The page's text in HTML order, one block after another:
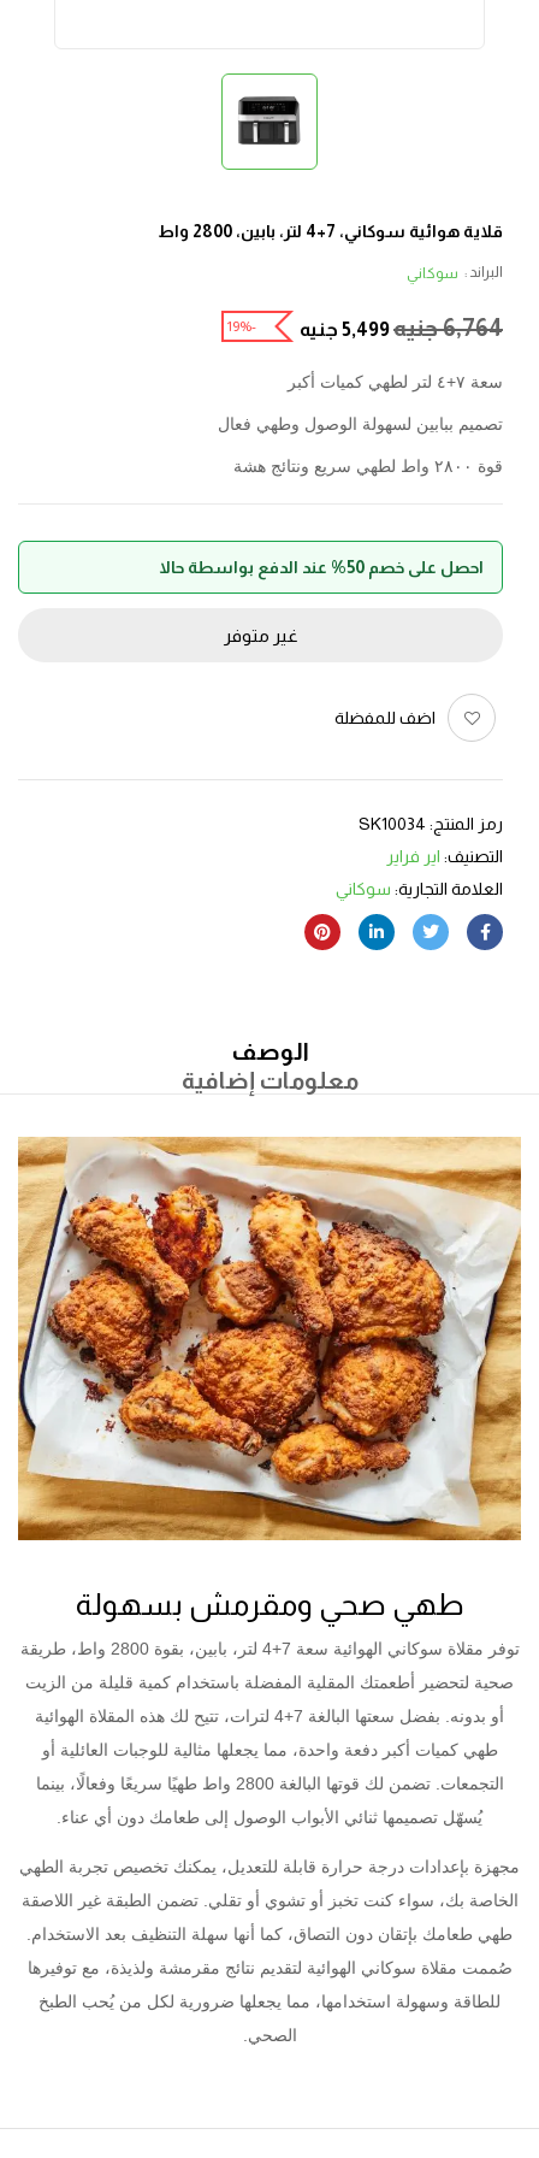
قلاية هوائية سوكاني، 7+4 لتر، بابين، 2800 واط
البراند : سوكاني
6,764جنيه5,499 جنيه -19%
سعة ٧+٤ لتر لطهي كميات أكبر
تصميم ببابين لسهولة الوصول وطهي فعال
قوة ٢٨٠٠ واط لطهي سريع ونتائج هشة
احصل على خصم 50% عند الدفع بواسطة حالا
غير متوفر
اضف للمفضلة
رمز المنتج: SK10034
التصنيف: اير فراير
العلامة التجارية: سوكاني
الوصف
معلومات إضافية
طهي صحي ومقرمش بسهولة
توفر مقلاة سوكاني الهوائية سعة 7+4 لتر، بابين، بقوة 2800 واط، طريقة
صحية لتحضير أطعمتك المقلية المفضلة باستخدام كمية قليلة من الزيت
أو بدونه. بفضل سعتها البالغة 7+4 لترات، تتيح لك هذه المقلاة الهوائية
طهي كميات أكبر دفعة واحدة، مما يجعلها مثالية للوجبات العائلية أو
التجمعات. تضمن لك قوتها البالغة 2800 واط طهيًا سريعًا وفعالًا، بينما
يُسهّل تصميمها ثنائي الأبواب الوصول إلى طعامك دون أي عناء.
مجهزة بإعدادات درجة حرارة قابلة للتعديل، يمكنك تخصيص تجربة الطهي
الخاصة بك، سواء كنت تخبز أو تشوي أو تقلي. تضمن الطبقة غير اللاصقة
طهي طعامك بإتقان دون التصاق، كما أنها سهلة التنظيف بعد الاستخدام.
صُممت مقلاة سوكاني الهوائية لتقديم نتائج مقرمشة ولذيذة، مع توفيرها
للطاقة وسهولة استخدامها، مما يجعلها ضرورية لكل من يُحب الطبخ
الصحي.